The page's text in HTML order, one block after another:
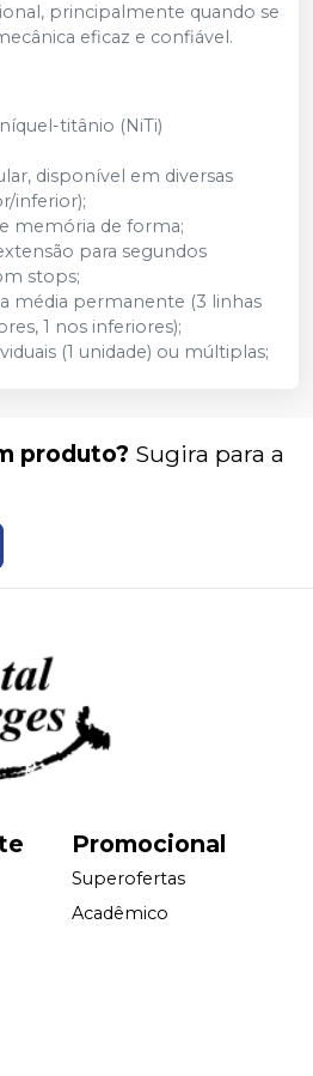
principalmente quando se
eficaz e confiável.
titânio (NiTi)
disponível em diversas
inferior);
memória de forma;
para segundos
stops;
média permanente (3 linhas
1 nos inferiores);
(1 unidade) ou múltiplas;
produto? Sugira para a
Promocional
Superofertas
Acadêmico